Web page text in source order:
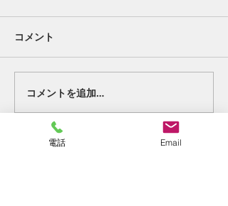
好転反応②。
コメント
コメントを追加…
電話 Email